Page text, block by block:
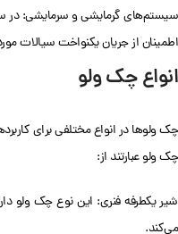
سیستم‌های گرمایشی و سرمایشی: در
اطمینان از جریان یکنواخت سیالات
انواع چک ولو
چک ولو‌ها در انواع مختلفی برای
چک ولو عبارتند از:
شیر یکطرفه فنری: این نوع چک ولو
می‌کند.